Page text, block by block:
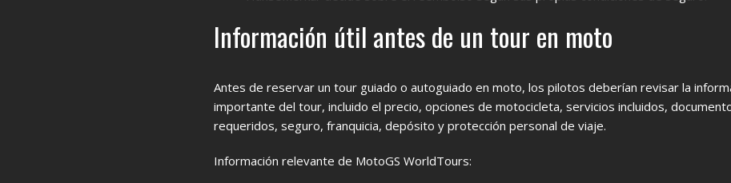
Información útil antes de un tour en moto
Antes de reservar un tour guiado o autoguiado en moto, los pilotos deberían revisar la
importante del tour, incluido el precio, opciones de motocicleta, servicios incluidos,
requeridos, seguro, franquicia, depósito y protección personal de viaje.
Información relevante de MotoGS WorldTours: